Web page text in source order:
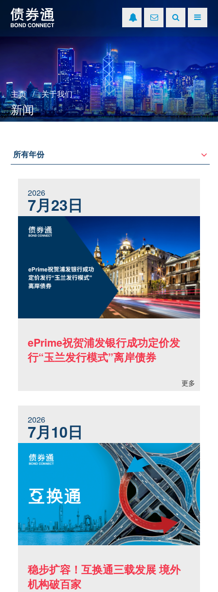
主页 关于我们
新闻
2026
7月23日
ePrime祝贺浦发银行成功定价发
行“玉兰发行模式”离岸债券
更多
2026
7月10日
稳步扩容！互换通三载发展 境外
机构破百家